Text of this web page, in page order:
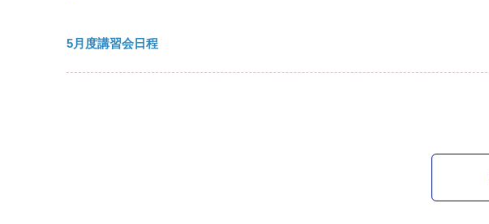
5月度講習会日程